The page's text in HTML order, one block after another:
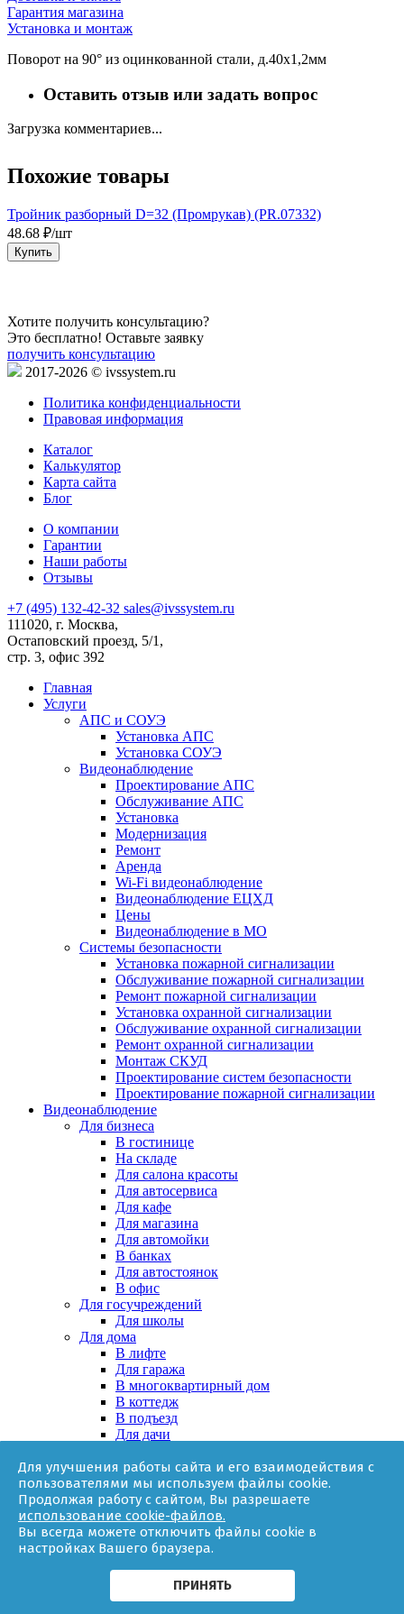
Гарантия магазина
Установка и монтаж
Поворот на 90° из оцинкованной стали, д.40х1,2мм
Оставить отзыв или задать вопрос
Загрузка комментариев...
Похожие товары
Тройник разборный D=32 (Промрукав) (PR.07332)
48.68 ₽/шт
Купить
Хотите получить консультацию?
Это бесплатно! Оставьте заявку
получить консультацию
2017-2026 © ivssystem.ru
Политика конфиденциальности
Правовая информация
Каталог
Калькулятор
Карта сайта
Блог
О компании
Гарантии
Наши работы
Отзывы
+7 (495) 132-42-32 sales@ivssystem.ru
111020, г. Москва,
Остаповский проезд, 5/1,
стр. 3, офис 392
Для улучшения работы сайта и его взаимодействия с
пользователями мы используем файлы cookie.
Продолжая работу с сайтом, Вы разрешаете
использование cookie-файлов.
Вы всегда можете отключить файлы cookie в
настройках Вашего браузера.
ПРИНЯТЬ
Главная
Услуги
АПС и СОУЭ
Установка АПС
Установка СОУЭ
Видеонаблюдение
Проектирование АПС
Обслуживание АПС
Установка
Модернизация
Ремонт
Аренда
Wi-Fi видеонаблюдение
Видеонаблюдение ЕЦХД
Цены
Видеонаблюдение в МО
Системы безопасности
Установка пожарной сигнализации
Обслуживание пожарной сигнализации
Ремонт пожарной сигнализации
Установка охранной сигнализации
Обслуживание охранной сигнализации
Ремонт охранной сигнализации
Монтаж СКУД
Проектирование систем безопасности
Проектирование пожарной сигнализации
Видеонаблюдение
Для бизнеса
В гостинице
На складе
Для салона красоты
Для автосервиса
Для кафе
Для магазина
Для автомойки
В банках
Для автостоянок
В офис
Для госучреждений
Для школы
Для дома
В лифте
Для гаража
В многоквартирный дом
В коттедж
В подъезд
Для дачи
За няней
В квартире
Для ТСЖ
Оборудование
Онлайн-калькулятор
Гарантии
О компании